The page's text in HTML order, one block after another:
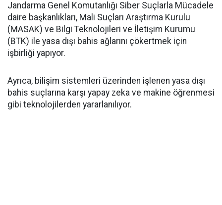
Jandarma Genel Komutanlığı Siber Suçlarla Mücadele
daire başkanlıkları, Mali Suçları Araştırma Kurulu
(MASAK) ve Bilgi Teknolojileri ve İletişim Kurumu
(BTK) ile yasa dışı bahis ağlarını çökertmek için
işbirliği yapıyor.
Ayrıca, bilişim sistemleri üzerinden işlenen yasa dışı
bahis suçlarına karşı yapay zeka ve makine öğrenmesi
gibi teknolojilerden yararlanılıyor.